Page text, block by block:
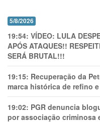
5/8/2026
19:54: VÍDEO: LULA
APÓS ATAQUES!!
SERÁ BRUTAL!!!
19:15: Recuperação da
marca histórica de refino
19:02: PGR denuncia
por associação criminosa